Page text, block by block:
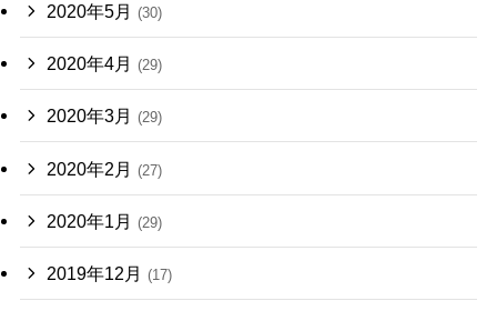
2020年5月 (30)
2020年4月 (29)
2020年3月 (29)
2020年2月 (27)
2020年1月 (29)
2019年12月 (17)